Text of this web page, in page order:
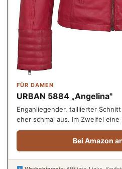
FÜR DAMEN
URBAN 5884 „Angelina"
Enganliegender, taillierter
eher schmal aus. Im Zweifel
Bei Amazon